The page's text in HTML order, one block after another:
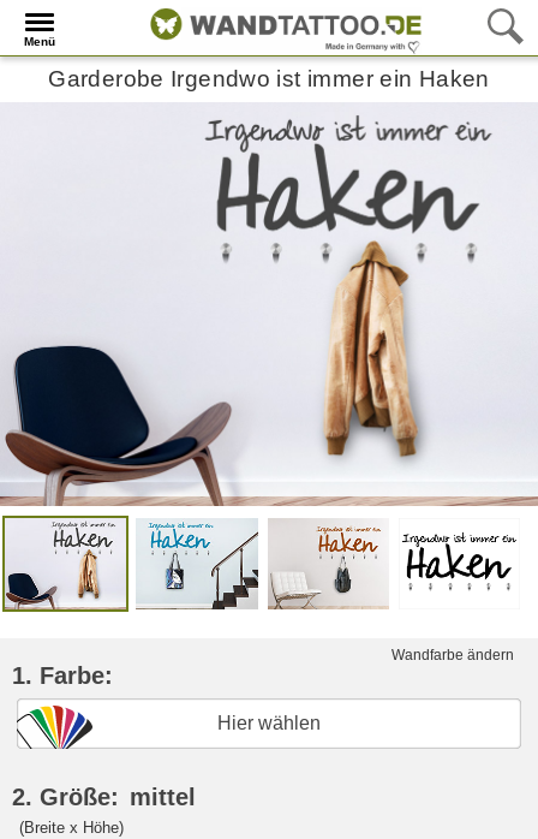
Menü
Garderobe Irgendwo ist immer ein Haken
Wandfarbe ändern
1. Farbe:
Hier wählen
2. Größe: mittel
(Breite x Höhe)